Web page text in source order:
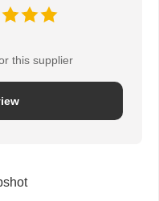
this supplier